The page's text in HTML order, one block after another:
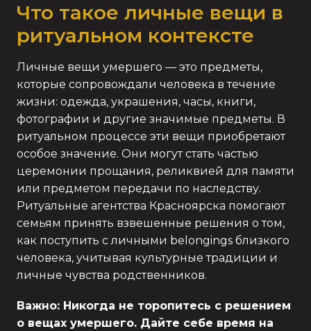
Что такое личные вещи в
ритуальном контексте
Личные вещи умершего — это предметы,
которые сопровождали человека в течение
жизни: одежда, украшения, часы, книги,
фотографии и другие значимые предметы. В
ритуальном процессе эти вещи приобретают
особое значение. Они могут стать частью
церемонии прощания, реликвией для памяти
или предметом передачи по наследству.
Ритуальные агентства Красноярска помогают
семьям принять взвешенные решения о том,
как поступить с личными belongings близкого
человека, учитывая культурные традиции и
личные чувства родственников.
Важно: Никогда не торопитесь с решением
о вещах умершего. Дайте себе время на